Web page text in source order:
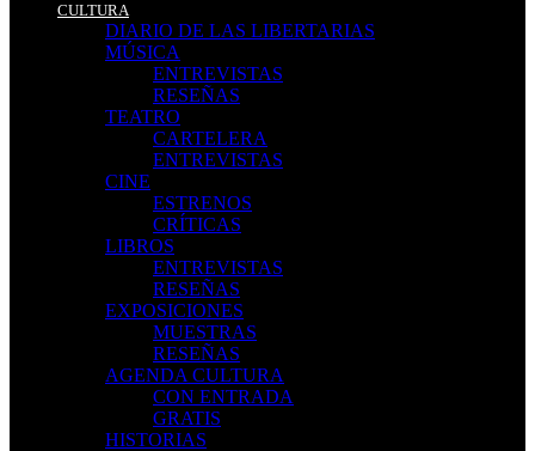
CULTURA
DIARIO DE LAS LIBERTARIAS
MÚSICA
ENTREVISTAS
RESEÑAS
TEATRO
CARTELERA
ENTREVISTAS
CINE
ESTRENOS
CRÍTICAS
LIBROS
ENTREVISTAS
RESEÑAS
EXPOSICIONES
MUESTRAS
RESEÑAS
AGENDA CULTURA
CON ENTRADA
GRATIS
HISTORIAS